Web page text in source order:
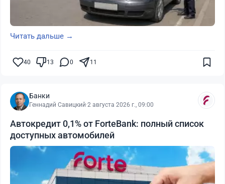
Читать дальше →
40 13 0 11
Банки
Геннадий Савицкий·2 августа 2026 г., 09:00
Автокредит 0,1% от ForteBank: полный список
доступных автомобилей